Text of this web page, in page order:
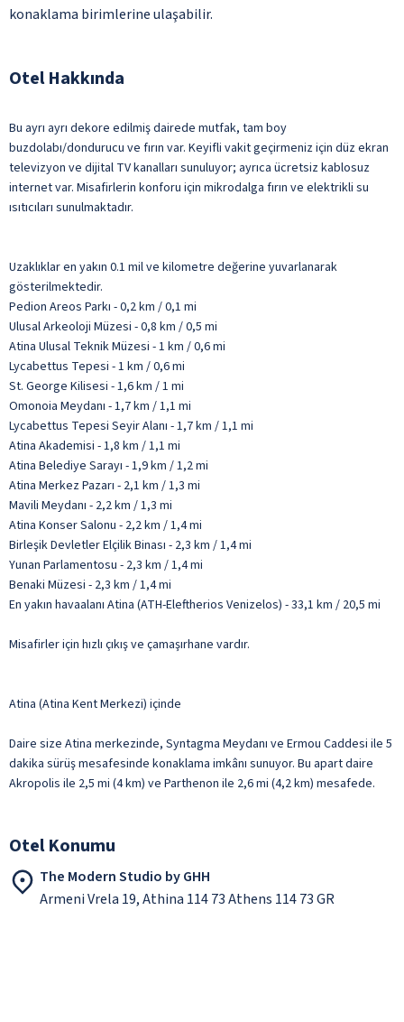
konaklama birimlerine ulaşabilir.
Otel Hakkında
Bu ayrı ayrı dekore edilmiş dairede mutfak, tam boy
buzdolabı/dondurucu ve fırın var. Keyifli vakit geçirmeniz için düz ekran
televizyon ve dijital TV kanalları sunuluyor; ayrıca ücretsiz kablosuz
internet var. Misafirlerin konforu için mikrodalga fırın ve elektrikli su
ısıtıcıları sunulmaktadır.
Uzaklıklar en yakın 0.1 mil ve kilometre değerine yuvarlanarak
gösterilmektedir.
Pedion Areos Parkı - 0,2 km / 0,1 mi
Ulusal Arkeoloji Müzesi - 0,8 km / 0,5 mi
Atina Ulusal Teknik Müzesi - 1 km / 0,6 mi
Lycabettus Tepesi - 1 km / 0,6 mi
St. George Kilisesi - 1,6 km / 1 mi
Omonoia Meydanı - 1,7 km / 1,1 mi
Lycabettus Tepesi Seyir Alanı - 1,7 km / 1,1 mi
Atina Akademisi - 1,8 km / 1,1 mi
Atina Belediye Sarayı - 1,9 km / 1,2 mi
Atina Merkez Pazarı - 2,1 km / 1,3 mi
Mavili Meydanı - 2,2 km / 1,3 mi
Atina Konser Salonu - 2,2 km / 1,4 mi
Birleşik Devletler Elçilik Binası - 2,3 km / 1,4 mi
Yunan Parlamentosu - 2,3 km / 1,4 mi
Benaki Müzesi - 2,3 km / 1,4 mi
En yakın havaalanı Atina (ATH-Eleftherios Venizelos) - 33,1 km / 20,5 mi
Misafirler için hızlı çıkış ve çamaşırhane vardır.
Atina (Atina Kent Merkezi) içinde
Daire size Atina merkezinde, Syntagma Meydanı ve Ermou Caddesi ile 5
dakika sürüş mesafesinde konaklama imkânı sunuyor. Bu apart daire
Akropolis ile 2,5 mi (4 km) ve Parthenon ile 2,6 mi (4,2 km) mesafede.
Otel Konumu
The Modern Studio by GHH
Armeni Vrela 19, Athina 114 73 Athens 114 73 GR